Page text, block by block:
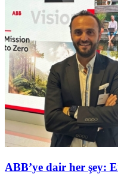
ABB’ye dair her şey: